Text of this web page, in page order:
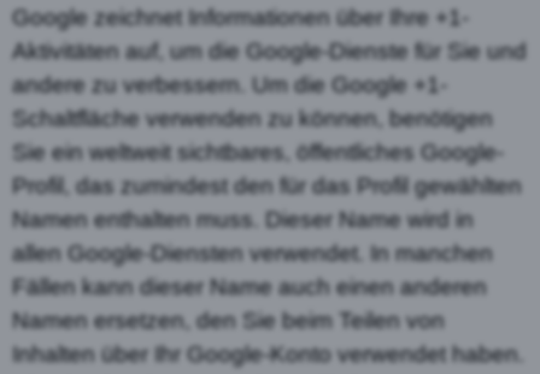
Google zeichnet Informationen über Ihre +1-
Aktivitäten auf, um die Google-Dienste für Sie und
andere zu verbessern. Um die Google +1-
Schaltfläche verwenden zu können, benötigen
Sie ein weltweit sichtbares, öffentliches Google-
Profil, das zumindest den für das Profil gewählten
Namen enthalten muss. Dieser Name wird in
allen Google-Diensten verwendet. In manchen
Fällen kann dieser Name auch einen anderen
Namen ersetzen, den Sie beim Teilen von
Inhalten über Ihr Google-Konto verwendet haben.